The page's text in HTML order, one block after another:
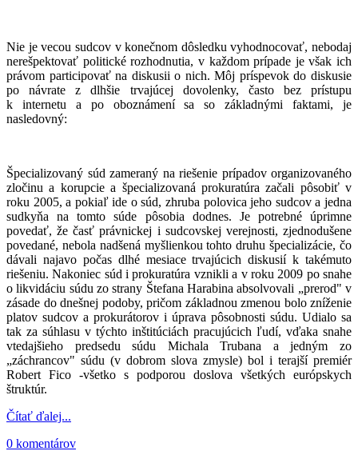
Nie je vecou sudcov v konečnom dôsledku vyhodnocovať, nebodaj
nerešpektovať politické rozhodnutia, v každom prípade je však ich
právom participovať na diskusii o nich. Môj príspevok do diskusie
po návrate z dlhšie trvajúcej dovolenky, často bez prístupu
k internetu a po oboznámení sa so základnými faktami, je
nasledovný:
Špecializovaný súd zameraný na riešenie prípadov organizovaného
zločinu a korupcie a špecializovaná prokuratúra začali pôsobiť v
roku 2005, a pokiaľ ide o súd, zhruba polovica jeho sudcov a jedna
sudkyňa na tomto súde pôsobia dodnes. Je potrebné úprimne
povedať, že časť právnickej i sudcovskej verejnosti, zjednodušene
povedané, nebola nadšená myšlienkou tohto druhu špecializácie, čo
dávali najavo počas dlhé mesiace trvajúcich diskusií k takémuto
riešeniu. Nakoniec súd i prokuratúra vznikli a v roku 2009 po snahe
o likvidáciu súdu zo strany Štefana Harabina absolvovali „prerod" v
zásade do dnešnej podoby, pričom základnou zmenou bolo zníženie
platov sudcov a prokurátorov i úprava pôsobnosti súdu. Udialo sa
tak za súhlasu v týchto inštitúciách pracujúcich ľudí, vďaka snahe
vtedajšieho predsedu súdu Michala Trubana a jedným zo
„záchrancov" súdu (v dobrom slova zmysle) bol i terajší premiér
Robert Fico -všetko s podporou doslova všetkých európskych
štruktúr.
Čítať ďalej...
0 komentárov